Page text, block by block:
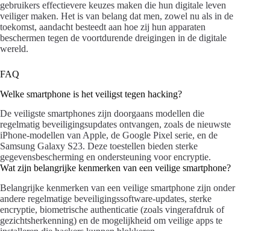
gebruikers effectievere keuzes maken die hun digitale leven
veiliger maken. Het is van belang dat men, zowel nu als in de
toekomst, aandacht besteedt aan hoe zij hun apparaten
beschermen tegen de voortdurende dreigingen in de digitale
wereld.
FAQ
Welke smartphone is het veiligst tegen hacking?
De veiligste smartphones zijn doorgaans modellen die
regelmatig beveiligingsupdates ontvangen, zoals de nieuwste
iPhone-modellen van Apple, de Google Pixel serie, en de
Samsung Galaxy S23. Deze toestellen bieden sterke
gegevensbescherming en ondersteuning voor encryptie.
Wat zijn belangrijke kenmerken van een veilige smartphone?
Belangrijke kenmerken van een veilige smartphone zijn onder
andere regelmatige beveiligingssoftware-updates, sterke
encryptie, biometrische authenticatie (zoals vingerafdruk of
gezichtsherkenning) en de mogelijkheid om veilige apps te